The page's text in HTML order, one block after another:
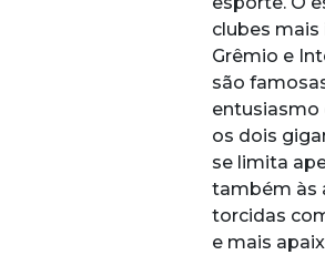
clubes
Grêmio e
são
entusiasmo
os dois
se limita
também às
torcidas
e mais